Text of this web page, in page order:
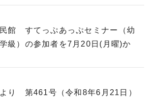
館 すてっぷあっぷセミナー（幼
級）の参加者を7月20日(月曜)か
り 第461号（令和8年6月21日）